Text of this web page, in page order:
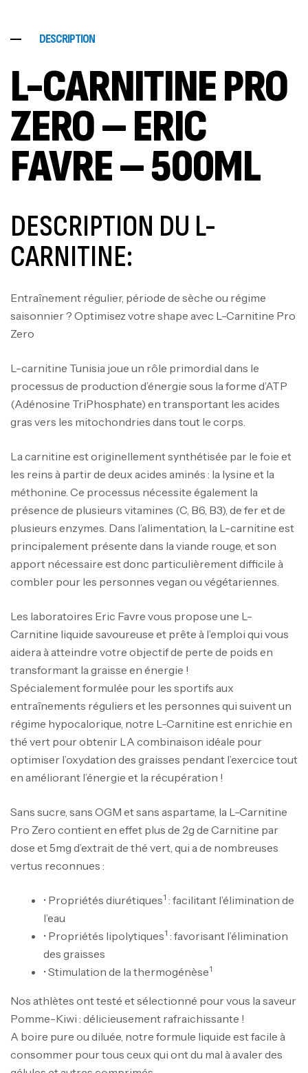
DESCRIPTION
L-CARNITINE PRO
ZERO – ERIC
FAVRE – 500ML
DESCRIPTION DU L-
CARNITINE:
Entraînement régulier, période de sèche ou régime
saisonnier ? Optimisez votre shape avec L-Carnitine Pro
Zero
L-carnitine Tunisia joue un rôle primordial dans le
processus de production d’énergie sous la forme d’ATP
(Adénosine TriPhosphate) en transportant les acides
gras vers les mitochondries dans tout le corps.
La carnitine est originellement synthétisée par le foie et
les reins à partir de deux acides aminés : la lysine et la
méthonine. Ce processus nécessite également la
présence de plusieurs vitamines (C, B6, B3), de fer et de
plusieurs enzymes. Dans l’alimentation, la L-carnitine est
principalement présente dans la viande rouge, et son
apport nécessaire est donc particulièrement difficile à
combler pour les personnes vegan ou végétariennes.
Les laboratoires Eric Favre vous propose une L-
Carnitine liquide savoureuse et prête à l’emploi qui vous
aidera à atteindre votre objectif de perte de poids en
transformant la graisse en énergie !
Spécialement formulée pour les sportifs aux
entraînements réguliers et les personnes qui suivent un
régime hypocalorique, notre L-Carnitine est enrichie en
thé vert pour obtenir LA combinaison idéale pour
optimiser l’oxydation des graisses pendant l’exercice tout
en améliorant l’énergie et la récupération !
Sans sucre, sans OGM et sans aspartame, la L-Carnitine
Pro Zero contient en effet plus de 2g de Carnitine par
dose et 5mg d’extrait de thé vert, qui a de nombreuses
vertus reconnues :
• Propriétés diurétiques1 : facilitant l’élimination de
l’eau
• Propriétés lipolytiques1 : favorisant l’élimination
des graisses
• Stimulation de la thermogénèse1
Nos athlètes ont testé et sélectionné pour vous la saveur
Pomme-Kiwi : délicieusement rafraichissante !
A boire pure ou diluée, notre formule liquide est facile à
consommer pour tous ceux qui ont du mal à avaler des